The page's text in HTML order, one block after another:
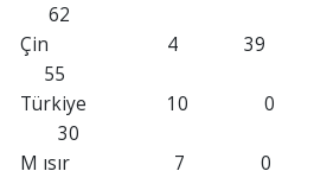
62
Çin 4
55
Türkiye 10
30
M ısır